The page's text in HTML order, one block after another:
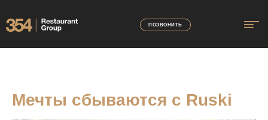
ПОЗВОНИТЬ
Мечты сбываются с Ruski